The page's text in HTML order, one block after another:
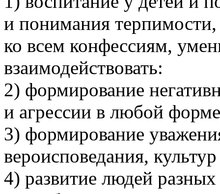
и понимания
ко всем конфессиям,
взаимодействовать:
2) формирование
и агрессии в любой
3) формирование
вероисповедания,
4) развитие людей